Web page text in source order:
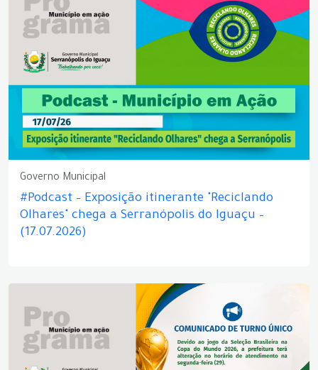
Governo Municipal
#Podcast – Exposição itinerante "Reciclando
Olhares" chega a Serranópolis do Iguaçu –
(17.07.2026)